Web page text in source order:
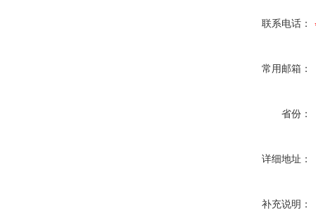
联系电话：
常用邮箱：
省份：
详细地址：
补充说明：